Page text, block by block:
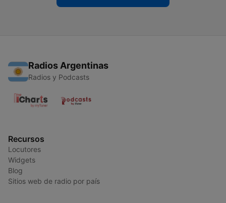
Radios Argentinas
Radios y Podcasts
Recursos
Locutores
Widgets
Blog
Sitios web de radio por país